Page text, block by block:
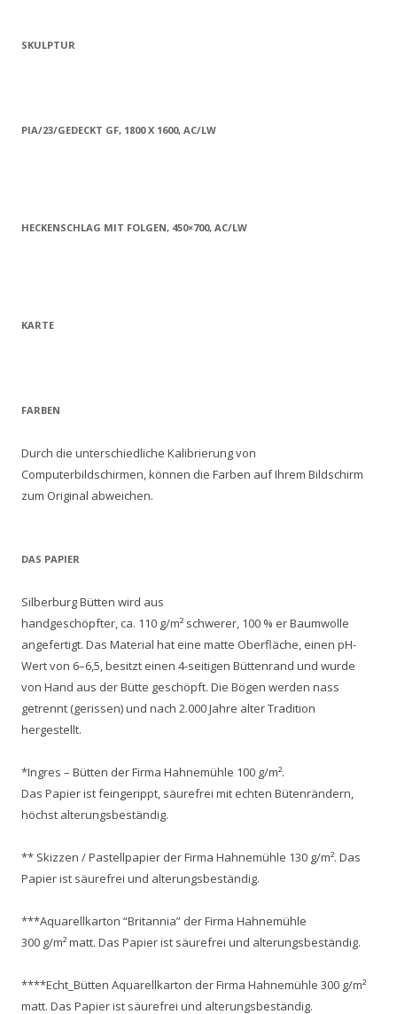
SKULPTUR
PIA/23/GEDECKT GF, 1800 X 1600, AC/LW
HECKENSCHLAG MIT FOLGEN, 450×700, AC/LW
KARTE
FARBEN
Durch die unterschiedliche Kalibrierung von
Computerbildschirmen, können die Farben auf Ihrem Bildschirm
zum Original abweichen.
DAS PAPIER
Silberburg Bütten wird aus
handgeschöpfter, ca. 110 g/m² schwerer, 100 % er Baumwolle
angefertigt. Das Material hat eine matte Oberfläche, einen pH-
Wert von 6–6,5, besitzt einen 4-seitigen Büttenrand und wurde
von Hand aus der Bütte geschöpft. Die Bögen werden nass
getrennt (gerissen) und nach 2.000 Jahre alter Tradition
hergestellt.
*Ingres – Bütten der Firma Hahnemühle 100 g/m².
Das Papier ist feingerippt, säurefrei mit echten Bütenrändern,
höchst alterungsbeständig.
** Skizzen / Pastellpapier der Firma Hahnemühle 130 g/m². Das
Papier ist säurefrei und alterungsbeständig.
***Aquarellkarton “Britannia” der Firma Hahnemühle
300 g/m² matt. Das Papier ist säurefrei und alterungsbeständig.
****Echt_Bütten Aquarellkarton der Firma Hahnemühle 300 g/m²
matt. Das Papier ist säurefrei und alterungsbeständig.